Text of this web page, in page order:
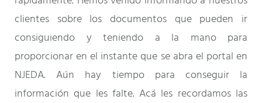
clientes sobre los documentos que pueden ir
consiguiendo y teniendo a la mano para
proporcionar en el instante que se abra el portal en
NJEDA. Aún hay tiempo para conseguir la
información que les falte. Acá les recordamos las